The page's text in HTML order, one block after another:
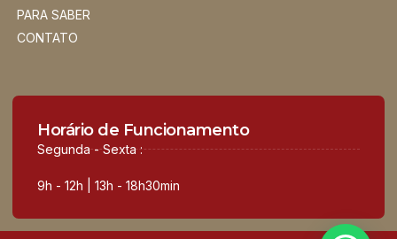
PARA SABER
CONTATO
Horário de Funcionamento
Segunda - Sexta :
9h - 12h | 13h - 18h30min